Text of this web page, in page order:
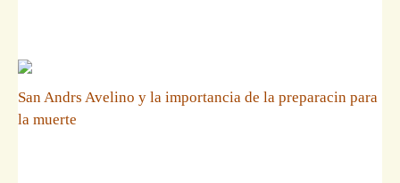
San Andrs Avelino y la importancia de la preparacin para
la muerte